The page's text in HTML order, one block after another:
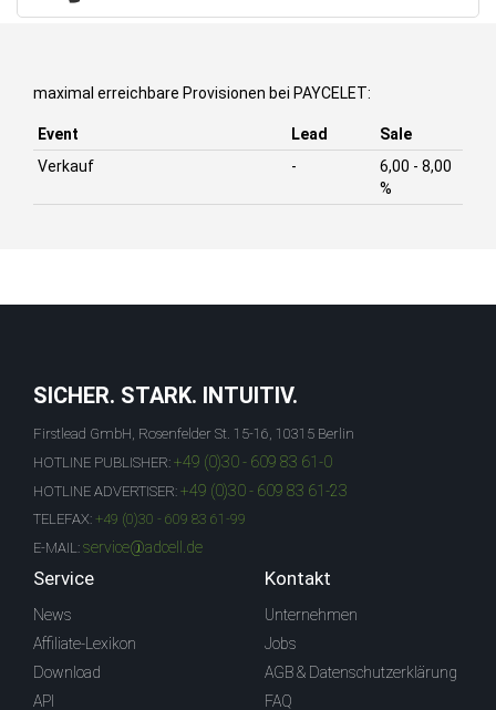
maximal erreichbare Provisionen bei PAYCELET:
Event Lead
Sale
Verkauf
-
6,00 - 8,00
%
SICHER. STARK. INTUITIV.
Firstlead GmbH, Rosenfelder St. 15-16, 10315 Berlin
HOTLINE PUBLISHER: +49 (0)30 - 609 83 61-0
HOTLINE ADVERTISER: +49 (0)30 - 609 83 61-23
TELEFAX: +49 (0)30 - 609 83 61-99
E-MAIL: service@adcell.de
Service
News
Affiliate-Lexikon
Download
API
Kontakt
Unternehmen
Jobs
AGB & Datenschutzerklärung
FAQ